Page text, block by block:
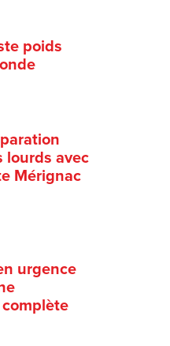
poids
lourds avec
Mérignac
urgence